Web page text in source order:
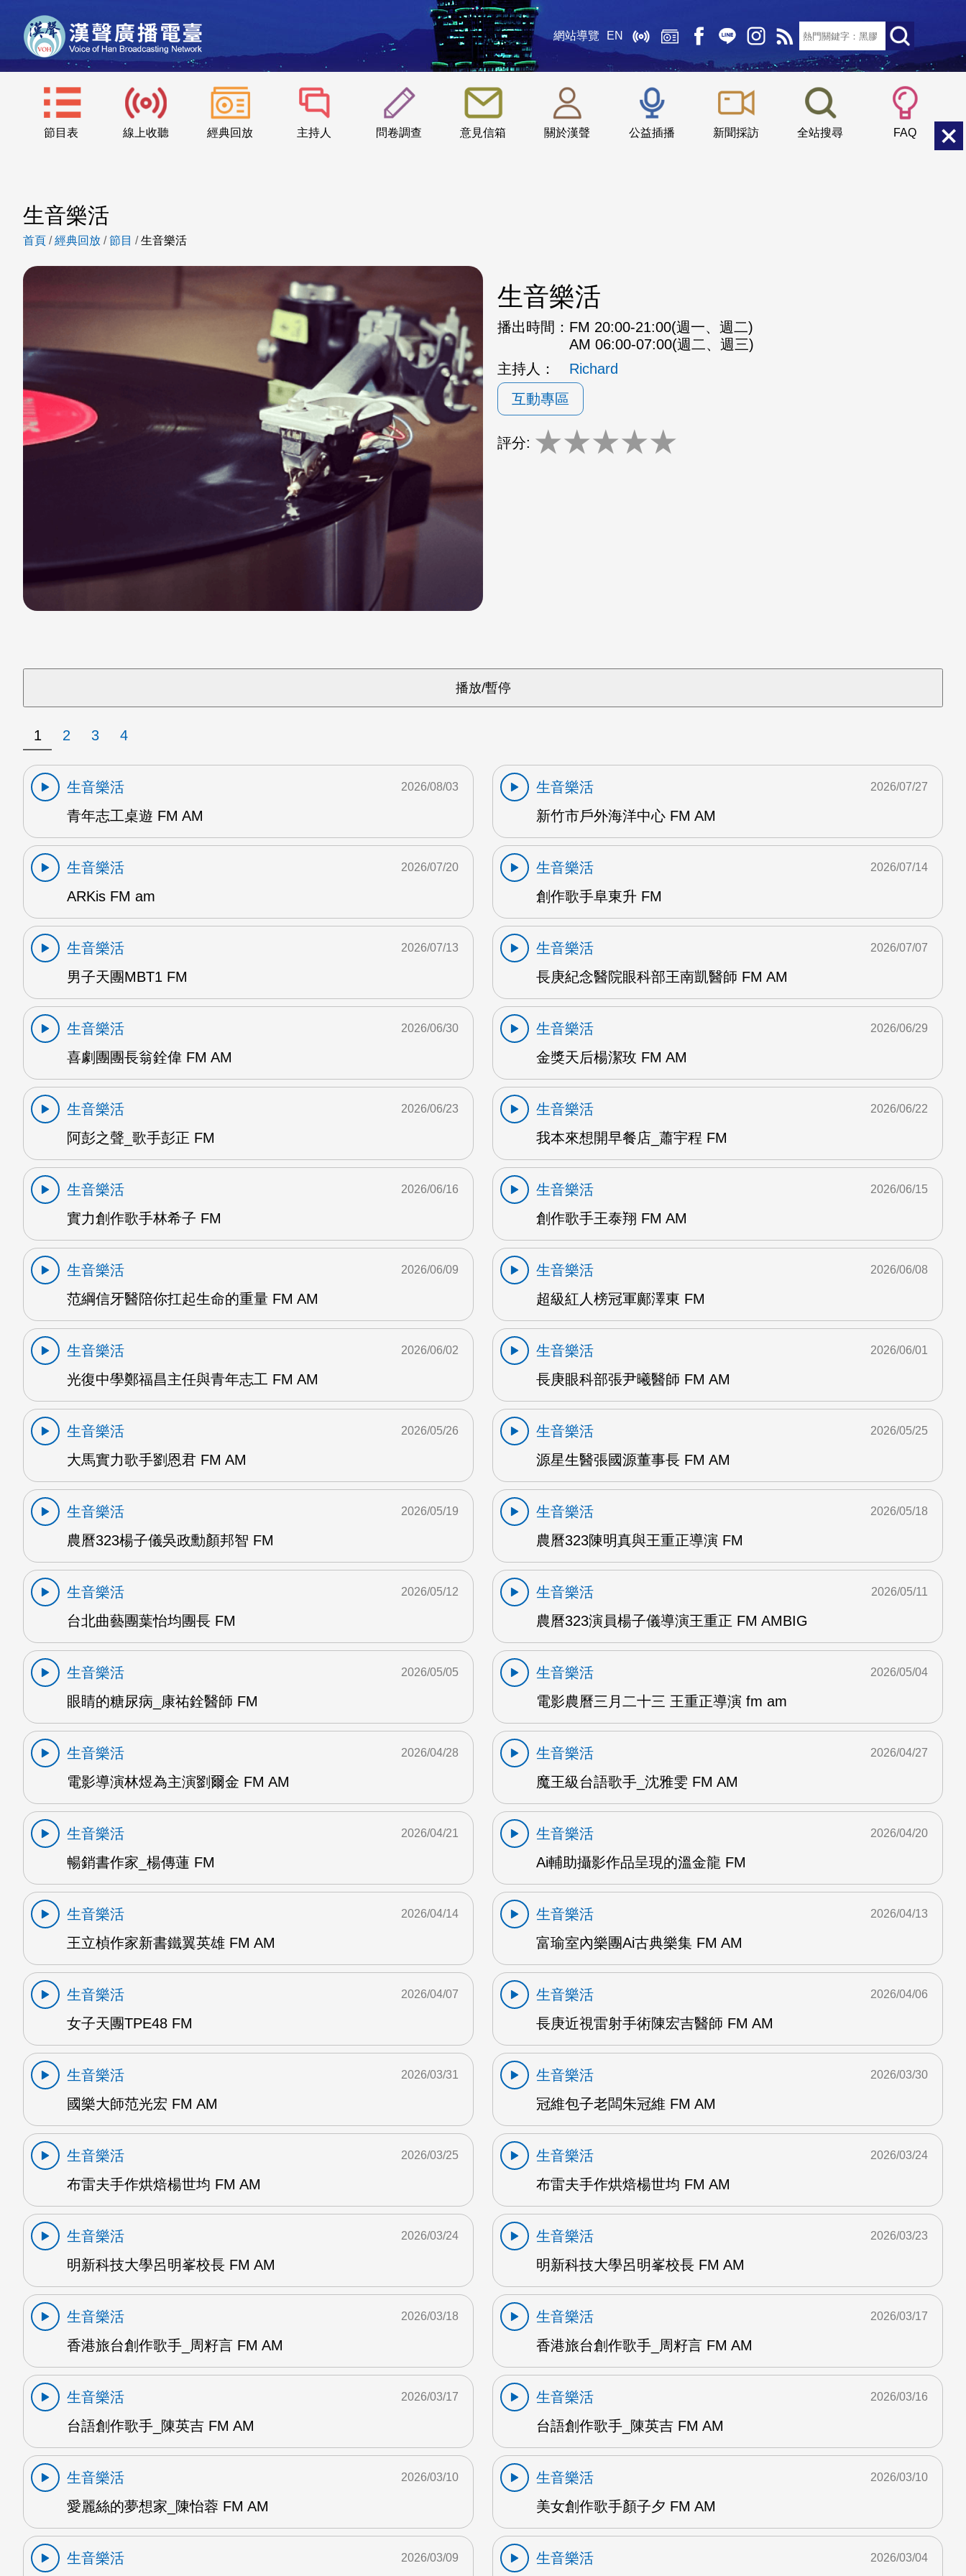
網站導覽 EN
節目表 線上收聽 經典回放 主持人 問卷調查 意見信箱 關於漢聲 公益插播 新聞採訪 全站搜尋 FAQ
::: 小 中
生音樂活
首頁 /經典回放 /節目 /生音樂活
生音樂活
播出時間： FM 20:00-21:00(週一、週二)
AM 06:00-07:00(週二、週三)
主持人：
Richard
互動專區
評分: ★★★★★
1 2 3 4
生音樂活
青年志工桌遊 FM AM
2026/08/03
生音樂活
新竹市戶外海洋中心 FM AM
2026/07/27
生音樂活
ARKis FM am
2026/07/20
生音樂活
創作歌手阜東升 FM
2026/07/14
生音樂活
男子天團MBT1 FM
2026/07/13
生音樂活
長庚紀念醫院眼科部王南凱醫師 FM AM
2026/07/07
生音樂活
喜劇團團長翁銓偉 FM AM
2026/06/30
生音樂活
金獎天后楊潔玫 FM AM
2026/06/29
生音樂活
阿彭之聲_歌手彭正 FM
2026/06/23
生音樂活
我本來想開早餐店_蕭宇程 FM
2026/06/22
生音樂活
實力創作歌手林希子 FM
2026/06/16
生音樂活
創作歌手王泰翔 FM AM
2026/06/15
生音樂活
范綱信牙醫陪你扛起生命的重量 FM AM
2026/06/09
生音樂活
超級紅人榜冠軍鄺澤東 FM
2026/06/08
生音樂活
光復中學鄭福昌主任與青年志工 FM AM
2026/06/02
生音樂活
長庚眼科部張尹曦醫師 FM AM
2026/06/01
生音樂活
大馬實力歌手劉恩君 FM AM
2026/05/26
生音樂活
源星生醫張國源董事長 FM AM
2026/05/25
生音樂活
農曆323楊子儀吳政勳顏邦智 FM
2026/05/19
生音樂活
農曆323陳明真與王重正導演 FM
2026/05/18
生音樂活
台北曲藝團葉怡均團長 FM
2026/05/12
生音樂活
農曆323演員楊子儀導演王重正 FM AMBIG
2026/05/11
生音樂活
眼睛的糖尿病_康祐銓醫師 FM
2026/05/05
生音樂活
電影農曆三月二十三 王重正導演 fm am
2026/05/04
生音樂活
電影導演林煜為主演劉爾金 FM AM
2026/04/28
生音樂活
魔王級台語歌手_沈雅雯 FM AM
2026/04/27
生音樂活
暢銷書作家_楊傳蓮 FM
2026/04/21
生音樂活
Ai輔助攝影作品呈現的溫金龍 FM
2026/04/20
生音樂活
王立楨作家新書鐵翼英雄 FM AM
2026/04/14
生音樂活
富瑜室內樂團Ai古典樂集 FM AM
2026/04/13
生音樂活
女子天團TPE48 FM
2026/04/07
生音樂活
長庚近視雷射手術陳宏吉醫師 FM AM
2026/04/06
生音樂活
國樂大師范光宏 FM AM
2026/03/31
生音樂活
冠維包子老闆朱冠維 FM AM
2026/03/30
生音樂活
布雷夫手作烘焙楊世均 FM AM
2026/03/25
生音樂活
布雷夫手作烘焙楊世均 FM AM
2026/03/24
生音樂活
明新科技大學呂明峯校長 FM AM
2026/03/24
生音樂活
明新科技大學呂明峯校長 FM AM
2026/03/23
生音樂活
香港旅台創作歌手_周籽言 FM AM
2026/03/18
生音樂活
香港旅台創作歌手_周籽言 FM AM
2026/03/17
生音樂活
台語創作歌手_陳英吉 FM AM
2026/03/17
生音樂活
台語創作歌手_陳英吉 FM AM
2026/03/16
生音樂活
愛麗絲的夢想家_陳怡蓉 FM AM
2026/03/10
生音樂活
美女創作歌手顏子夕 FM AM
2026/03/10
生音樂活 2026/03/09 生音樂活 2026/03/04